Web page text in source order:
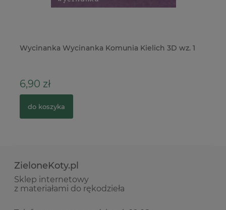
Wycinanka Wycinanka Komunia Kielich 3D wz. 1
6,90 zł
do koszyka
ZieloneKoty.pl
Sklep internetowy
z materiałami do rękodzieła